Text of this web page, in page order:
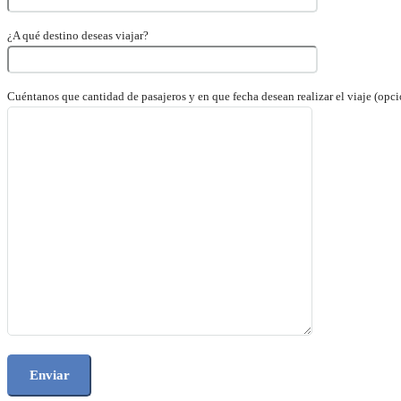
¿A qué destino deseas viajar?
Cuéntanos que cantidad de pasajeros y en que fecha desean realizar el viaje